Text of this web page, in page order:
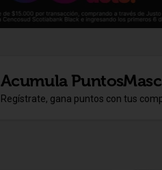
Acumula
Regístrate, gana puntos con tus